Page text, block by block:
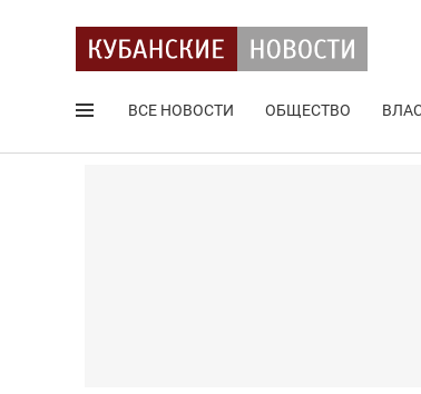
ВСЕ НОВОСТИ ОБЩЕСТВО